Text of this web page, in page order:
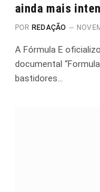
ainda mais
POR REDAÇÃO
A Fórmula E
documental
bastidores…